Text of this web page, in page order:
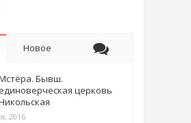
Новое
Бывш.
единоверческая церковь
2016